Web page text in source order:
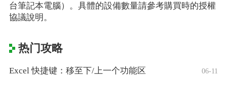
台筆記本電腦）。具體的設備數量請參考購買時的授權
協議說明。
热门攻略
Excel 快捷键：移至下/上一个功能区 06-11